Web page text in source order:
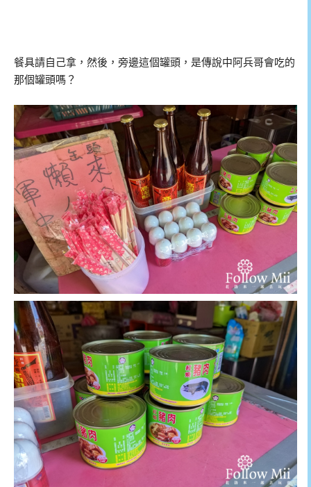
餐具請自己拿，然後，旁邊這個罐頭，是傳說中阿兵哥會吃的
那個罐頭嗎？